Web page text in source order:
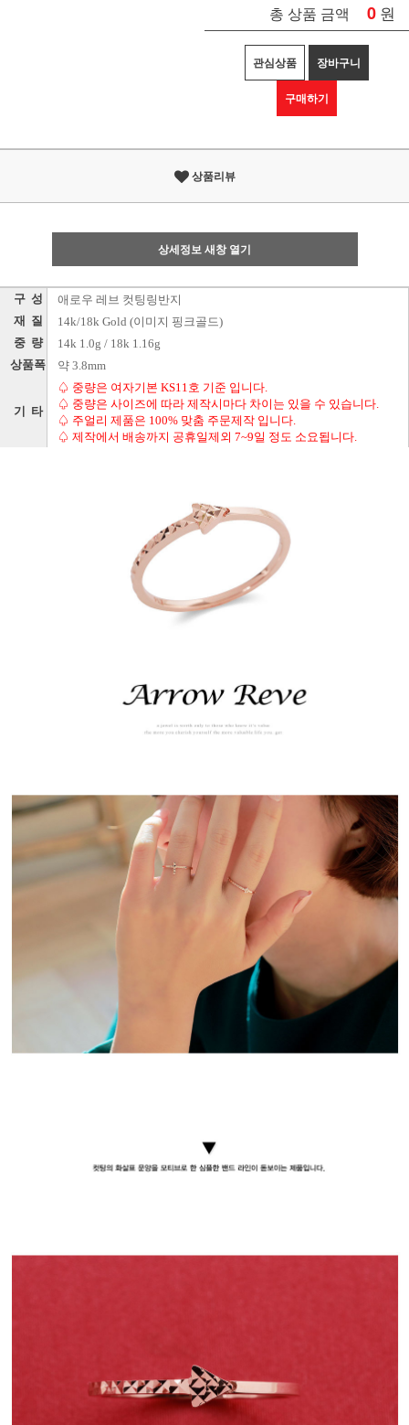
총 상품 금액 0 원
관심상품 장바구니
구매하기
상품리뷰
상세정보 새창 열기
구 성 애로우 레브 컷팅링반지
재 질 14k/18k Gold (이미지 핑크골드)
중 량 14k 1.0g / 18k 1.16g
상품폭 약 3.8mm
기 타
♤ 중량은 여자기본 KS11호 기준 입니다.
♤ 중량은 사이즈에 따라 제작시마다 차이는 있을 수 있습니다.
♤ 주얼리 제품은 100% 맞춤 주문제작 입니다.
♤ 제작에서 배송까지 공휴일제외 7~9일 정도 소요됩니다.